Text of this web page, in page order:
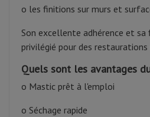
o les finitions sur murs et
Son excellente adhérence et
privilégié pour des
Quels sont les avantages
o Mastic prêt à l'emploi
o Séchage rapide